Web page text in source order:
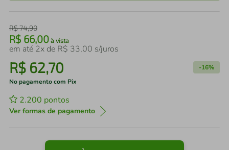
R$74,90
R$ 66,00 à vista
em até 2x de R$ 33,00 s/juros
R$ 62,70 -16%
No pagamento com Pix
2.200 pontos
Ver formas de pagamento